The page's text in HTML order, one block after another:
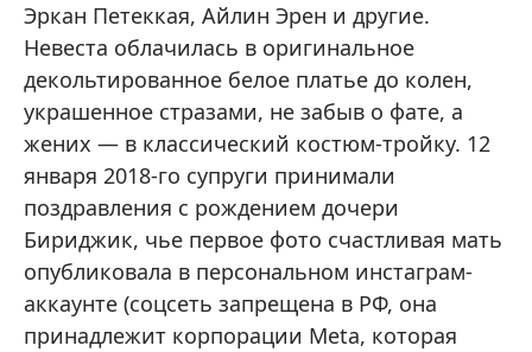
Эркан Петеккая, Айлин Эрен и другие.
Невеста облачилась в оригинальное
декольтированное белое платье до колен,
украшенное стразами, не забыв о фате, а
жених — в классический костюм-тройку. 12
января 2018-го супруги принимали
поздравления с рождением дочери
Бириджик, чье первое фото счастливая мать
опубликовала в персональном инстаграм-
аккаунте (соцсеть запрещена в РФ, она
принадлежит корпорации Meta, которая